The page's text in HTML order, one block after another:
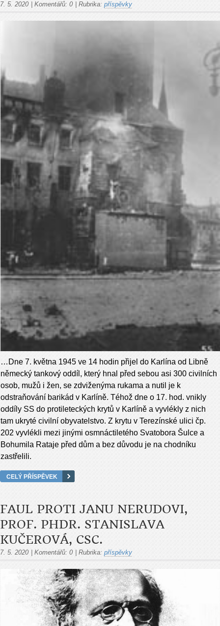
7. 5. 2020 Komentářů: 0 Rubrika: příspěvky
…Dne 7. května 1945 ve 14 hodin přijel do Karlína od Libně
německý tankový oddíl, který hnal před sebou asi 300 civilních
osob, mužů i žen, se zdviženýma rukama a nutil je k
odstraňování barikád v Karlíně. Téhož dne o 17. hod. vnikly
oddíly SS do protileteckých krytů v Karlíně a vyvlékly z nich
tam ukryté civilní obyvatelstvo. Z krytu v Terezínské ulici čp.
202 vyvlékli mezi jinými osmnáctiletého Svatobora Šulce a
Bohumila Rataje před dům a bez důvodu je na chodníku
zastřelili.
CELÝ PŘÍSPĚVEK
FAUL PROTI JANU NERUDOVI,
PROF. PHDR. STANISLAVA
KUČEROVÁ, CSC.
7. 5. 2020 | Komentářů: 0 | Rubrika: příspěvky